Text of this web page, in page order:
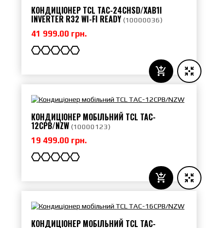
КОНДИЦІОНЕР TCL TAC-24CHSD/XAB1I
INVERTER R32 WI-FI READY (10000036)
41 999.00 грн.
КОНДИЦІОНЕР МОБІЛЬНИЙ TCL TAC-
12CPB/NZW (10000123)
19 499.00 грн.
КОНДИЦІОНЕР МОБІЛЬНИЙ TCL TAC-